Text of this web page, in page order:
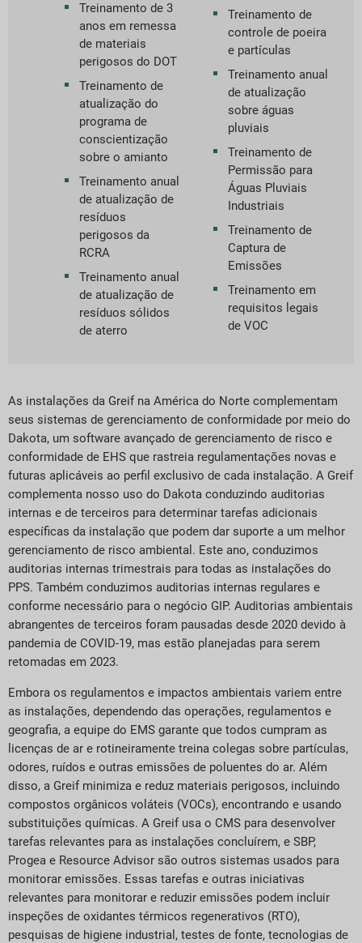
Treinamento de 3
anos em remessa
de materiais
perigosos do DOT
Treinamento de
atualização do
programa de
conscientização
sobre o amianto
Treinamento anual
de atualização de
resíduos
perigosos da
RCRA
Treinamento anual
de atualização de
resíduos sólidos
de aterro
Treinamento de
controle de poeira
e partículas
Treinamento anual
de atualização
sobre águas
pluviais
Treinamento de
Permissão para
Águas Pluviais
Industriais
Treinamento de
Captura de
Emissões
Treinamento em
requisitos legais
de VOC
As instalações da Greif na América do Norte complementam
seus sistemas de gerenciamento de conformidade por meio do
Dakota, um software avançado de gerenciamento de risco e
conformidade de EHS que rastreia regulamentações novas e
futuras aplicáveis ao perfil exclusivo de cada instalação. A Greif
complementa nosso uso do Dakota conduzindo auditorias
internas e de terceiros para determinar tarefas adicionais
específicas da instalação que podem dar suporte a um melhor
gerenciamento de risco ambiental. Este ano, conduzimos
auditorias internas trimestrais para todas as instalações do
PPS. Também conduzimos auditorias internas regulares e
conforme necessário para o negócio GIP. Auditorias ambientais
abrangentes de terceiros foram pausadas desde 2020 devido à
pandemia de COVID-19, mas estão planejadas para serem
retomadas em 2023.
Embora os regulamentos e impactos ambientais variem entre
as instalações, dependendo das operações, regulamentos e
geografia, a equipe do EMS garante que todos cumpram as
licenças de ar e rotineiramente treina colegas sobre partículas,
odores, ruídos e outras emissões de poluentes do ar. Além
disso, a Greif minimiza e reduz materiais perigosos, incluindo
compostos orgânicos voláteis (VOCs), encontrando e usando
substituições químicas. A Greif usa o CMS para desenvolver
tarefas relevantes para as instalações concluírem, e SBP,
Progea e Resource Advisor são outros sistemas usados para
monitorar emissões. Essas tarefas e outras iniciativas
relevantes para monitorar e reduzir emissões podem incluir
inspeções de oxidantes térmicos regenerativos (RTO),
pesquisas de higiene industrial, testes de fonte, tecnologias de